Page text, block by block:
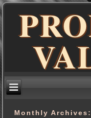
Monthly Archives: